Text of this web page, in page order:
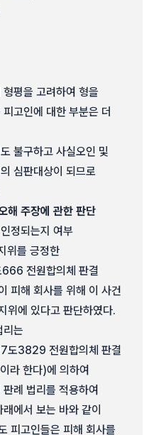
평을 고려하여 형을
고인에 대한 부분은 더
불구하고 사실오인 및
심판대상이 되므로
해 주장에 관한 판단
정되는지 여부
위를 긍정한
전원합의체 판결
피해 회사를 위해 이 사건
위에 있다고 판단하였다.
리는
3829 전원합의체 판결
라 한다)에 의하여
례 법리를 적용하여
에서 보는 바와 같이
피고인들은 피해 회사를